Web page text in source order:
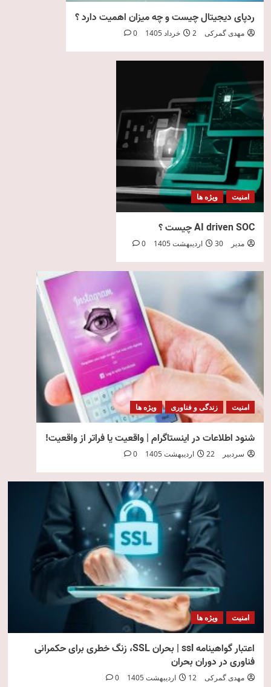
ردپای دیجیتال چیست و چه میزان اهمیت دارد ؟
مهدی گمرکی 2 خرداد 1405 0
امنیت ویژه ها
AI driven SOC چیست ؟
مدیر 30 اردیبهشت 1405 0
امنیت زندگی و فناوری ویژه ها
شنود اطلاعات در اینستاگرام | واقعیت یا فراتر از واقعیت!
سردبیر 22 اردیبهشت 1405 0
امنیت ویژه ها
اعتبار گواهینامه ssl | بحران SSL، زنگ خطری برای حکمرانی
فناوری در دوران بحران
مهدی گمرکی 12 اردیبهشت 1405 0